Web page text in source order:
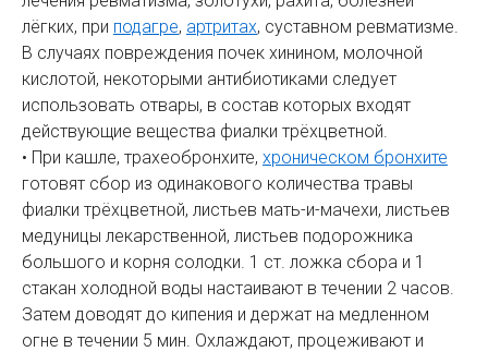
лёгких, при подагре, артритах, суставном ревматизме.
В случаях повреждения почек хинином, молочной
кислотой, некоторыми антибиотиками следует
использовать отвары, в состав которых входят
действующие вещества фиалки трёхцветной.
• При кашле, трахеобронхите, хроническом бронхите
готовят сбор из одинакового количества травы
фиалки трёхцветной, листьев мать-и-мачехи, листьев
медуницы лекарственной, листьев подорожника
большого и корня солодки. 1 ст. ложка сбора и 1
стакан холодной воды настаивают в течении 2 часов.
Затем доводят до кипения и держат на медленном
огне в течении 5 мин. Охлаждают, процеживают и